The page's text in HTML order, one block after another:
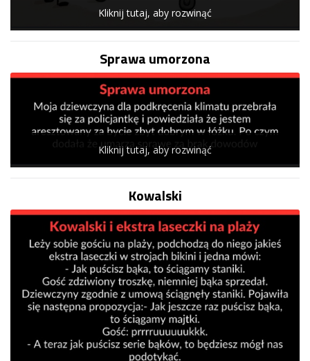
Kliknij tutaj, aby rozwinąć
Sprawa umorzona
Kliknij tutaj, aby rozwinąć
Kowalski